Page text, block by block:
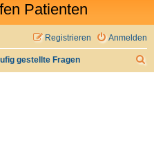
Patienten
Anmelden
Registrieren
gestellte Fragen